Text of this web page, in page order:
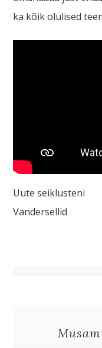
ka kõik olulised
Uute seiklusteni
Vandersellid